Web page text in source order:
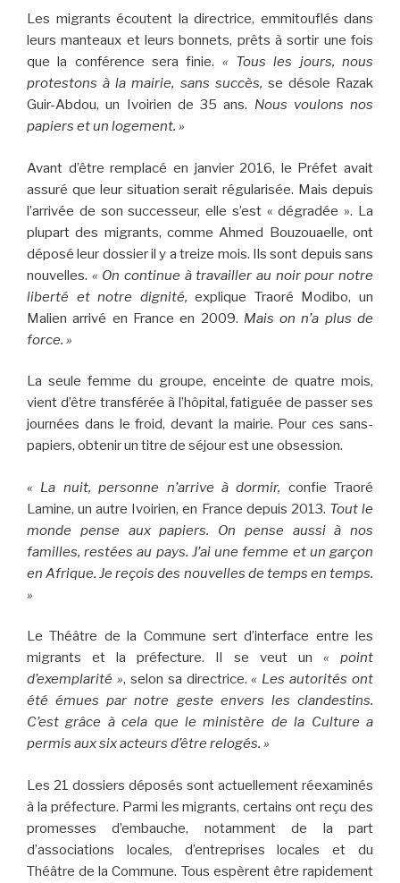
Les migrants écoutent la directrice, emmitouflés dans
leurs manteaux et leurs bonnets, prêts à sortir une fois
que la conférence sera finie. « Tous les jours, nous
protestons à la mairie, sans succès, se désole Razak
Guir-Abdou, un Ivoirien de 35 ans. Nous voulons nos
papiers et un logement. »
Avant d’être remplacé en janvier 2016, le Préfet avait
assuré que leur situation serait régularisée. Mais depuis
l’arrivée de son successeur, elle s’est « dégradée ». La
plupart des migrants, comme Ahmed Bouzouaelle, ont
déposé leur dossier il y a treize mois. Ils sont depuis sans
nouvelles. « On continue à travailler au noir pour notre
liberté et notre dignité, explique Traoré Modibo, un
Malien arrivé en France en 2009. Mais on n’a plus de
force. »
La seule femme du groupe, enceinte de quatre mois,
vient d’être transférée à l’hôpital, fatiguée de passer ses
journées dans le froid, devant la mairie. Pour ces sans-
papiers, obtenir un titre de séjour est une obsession.
« La nuit, personne n’arrive à dormir, confie Traoré
Lamine, un autre Ivoirien, en France depuis 2013. Tout le
monde pense aux papiers. On pense aussi à nos
familles, restées au pays. J’ai une femme et un garçon
en Afrique. Je reçois des nouvelles de temps en temps.
»
Le Théâtre de la Commune sert d’interface entre les
migrants et la préfecture. Il se veut un « point
d’exemplarité », selon sa directrice.« Les autorités ont
été émues par notre geste envers les clandestins.
C’est grâce à cela que le ministère de la Culture a
permis aux six acteurs d’être relogés. »
Les 21 dossiers déposés sont actuellement réexaminés
à la préfecture. Parmi les migrants, certains ont reçu des
promesses d’embauche, notamment de la part
d’associations locales, d’entreprises locales et du
Théâtre de la Commune. Tous espèrent être rapidement